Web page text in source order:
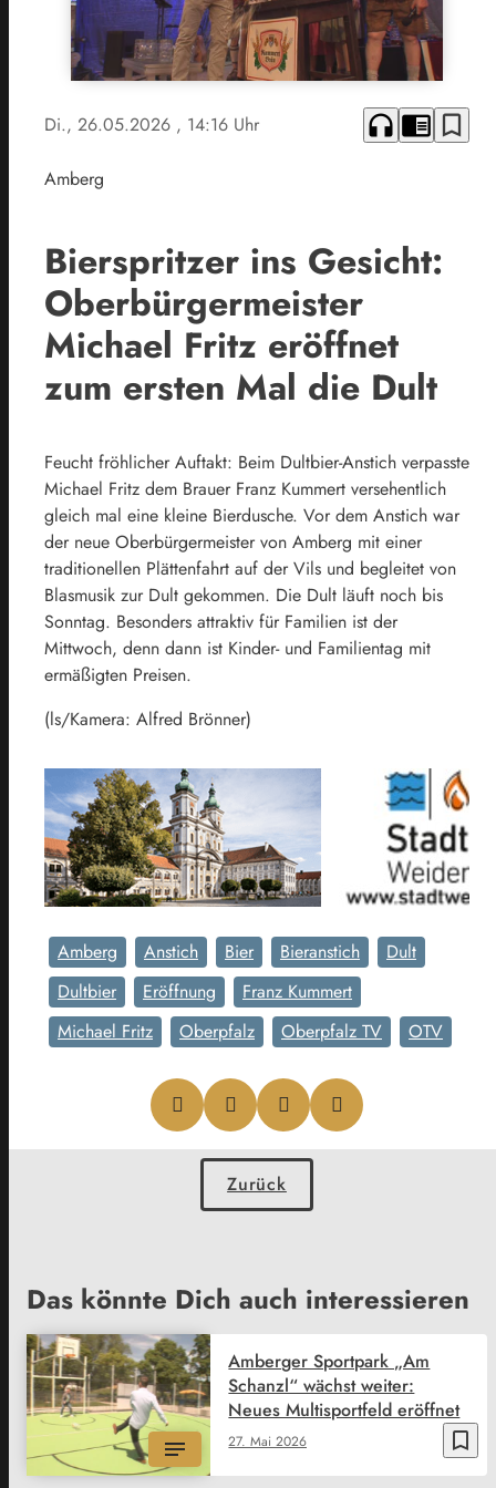
Di., 26.05.2026 , 14:16 Uhr headphones chrome_reader_mode bookmark_border
Amberg
Bierspritzer ins Gesicht:
Oberbürgermeister
Michael Fritz eröffnet
zum ersten Mal die Dult
Feucht fröhlicher Auftakt: Beim Dultbier-Anstich verpasste
Michael Fritz dem Brauer Franz Kummert versehentlich
gleich mal eine kleine Bierdusche. Vor dem Anstich war
der neue Oberbürgermeister von Amberg mit einer
traditionellen Plättenfahrt auf der Vils und begleitet von
Blasmusik zur Dult gekommen. Die Dult läuft noch bis
Sonntag. Besonders attraktiv für Familien ist der
Mittwoch, denn dann ist Kinder- und Familientag mit
ermäßigten Preisen.
(ls/Kamera: Alfred Brönner)
Amberg Anstich Bier Bieranstich
Dult
Dultbier
Eröffnung
Franz Kummert
Michael Fritz
Oberpfalz Oberpfalz TV OTV
Zurück
Das könnte Dich auch interessieren
bookmark_border
27. Mai 2026
Amberger Sportpark „Am
Schanzl“ wächst weiter:
Neues Multisportfeld eröffnet